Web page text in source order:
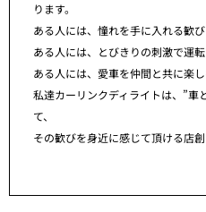
ります。
ある人には、憧れを手に入れる歓び
ある人には、とびきりの刺激で運転
ある人には、愛車を仲間と共に楽し
私達カーリンクディライトは、”車
て、
その歓びを身近に感じて頂ける店創